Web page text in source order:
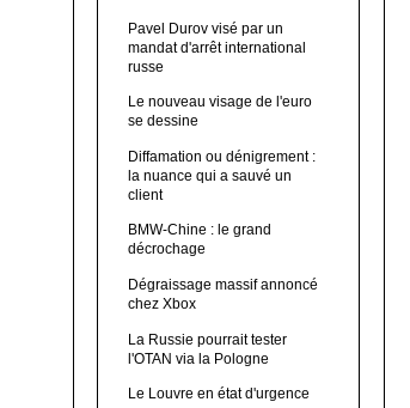
Pavel Durov visé par un
mandat d'arrêt international
russe
Le nouveau visage de l'euro
se dessine
Diffamation ou dénigrement :
la nuance qui a sauvé un
client
BMW-Chine : le grand
décrochage
Dégraissage massif annoncé
chez Xbox
La Russie pourrait tester
l'OTAN via la Pologne
Le Louvre en état d'urgence